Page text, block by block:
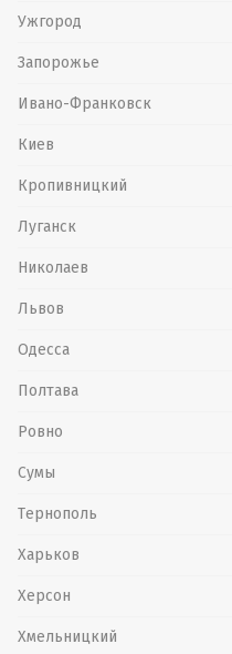
Ужгород
Запорожье
Ивано-Франковск
Киев
Кропивницкий
Луганск
Николаев
Львов
Одесса
Полтава
Ровно
Сумы
Тернополь
Харьков
Херсон
Хмельницкий